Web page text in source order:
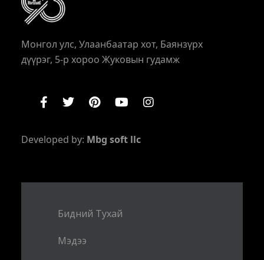
Монгол улс, Улаанбаатар хот, Баянзүрх
дүүрэг, 5-р хороо Жуковын гудамж
Developed by: Mbg soft llc
Бидний Тухай
Мэдээ